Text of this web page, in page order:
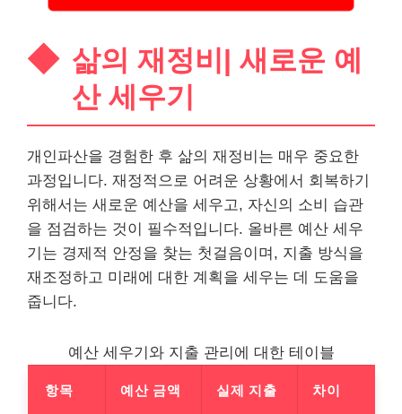
삶의 재정비| 새로운 예
산 세우기
개인파산을 경험한 후 삶의 재정비는 매우 중요한
과정입니다. 재정적으로 어려운 상황에서 회복하기
위해서는 새로운 예산을 세우고, 자신의 소비 습관
을 점검하는 것이 필수적입니다. 올바른 예산 세우
기는 경제적 안정을 찾는 첫걸음이며, 지출 방식을
재조정하고 미래에 대한 계획을 세우는 데 도움을
줍니다.
예산 세우기와 지출 관리에 대한 테이블
항목 예산 금액 실제 지출 차이